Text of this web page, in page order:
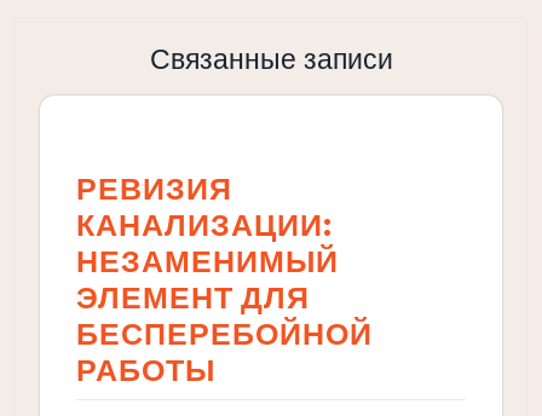
Связанные записи
РЕВИЗИЯ
КАНАЛИЗАЦИИ:
НЕЗАМЕНИМЫЙ
ЭЛЕМЕНТ ДЛЯ
БЕСПЕРЕБОЙНОЙ
РАБОТЫ